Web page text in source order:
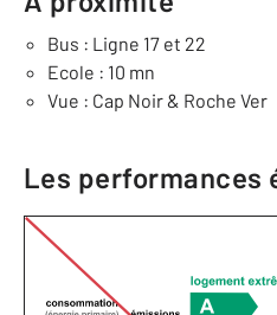
Bus : Ligne 17 et 22
Ecole : 10 mn
Vue : Cap Noir & Roche Ver
Les performances